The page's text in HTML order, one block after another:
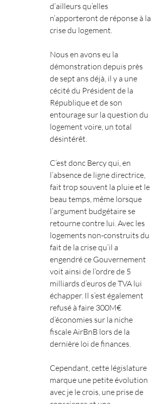
d’ailleurs qu’elles
n’apporteront de réponse à la
crise du logement.
Nous en avons eu la
démonstration depuis près
de sept ans déjà, il y a une
cécité du Président de la
République et de son
entourage sur la question du
logement voire, un total
désintérêt.
C’est donc Bercy qui, en
l’absence de ligne directrice,
fait trop souvent la pluie et le
beau temps, même lorsque
l’argument budgétaire se
retourne contre lui. Avec les
logements non-construits du
fait de la crise qu’il a
engendré ce Gouvernement
voit ainsi de l’ordre de 5
milliards d’euros de TVA lui
échapper. Il s’est également
refusé à faire 300M€
d’économies sur la niche
fiscale AirBnB lors de la
dernière loi de finances.
Cependant, cette législature
marque une petite évolution
avec je le crois, une prise de